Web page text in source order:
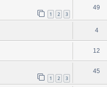
1 2 3
49
4
12
1 2 3
45